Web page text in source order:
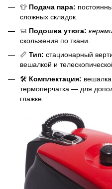
👕 Подача пара:
сложных складок.
🧼 Подошва утюга:
скольжения по ткани.
📏 Тип: стационарный
вешалкой и
🛠️ Комплектация:
термоперчатка — для
глажке.